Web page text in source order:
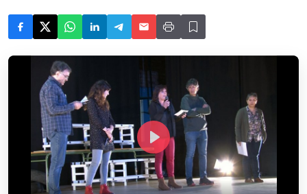
P
l
a